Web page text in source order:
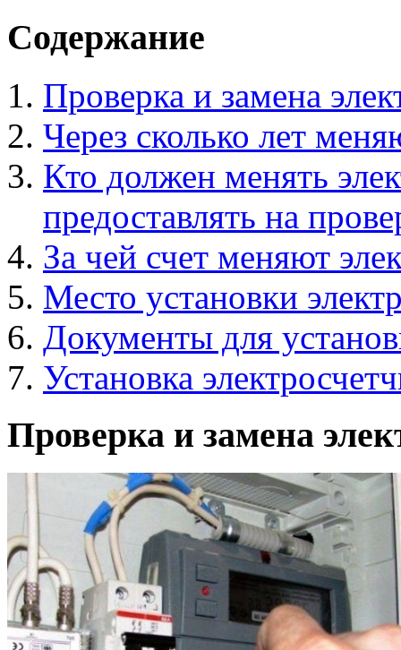
Содержание
Проверка и замена
Через сколько лет
Кто должен менять
предоставлять на
За чей счет меняют
Место установки
Документы для
Установка
Проверка и замена